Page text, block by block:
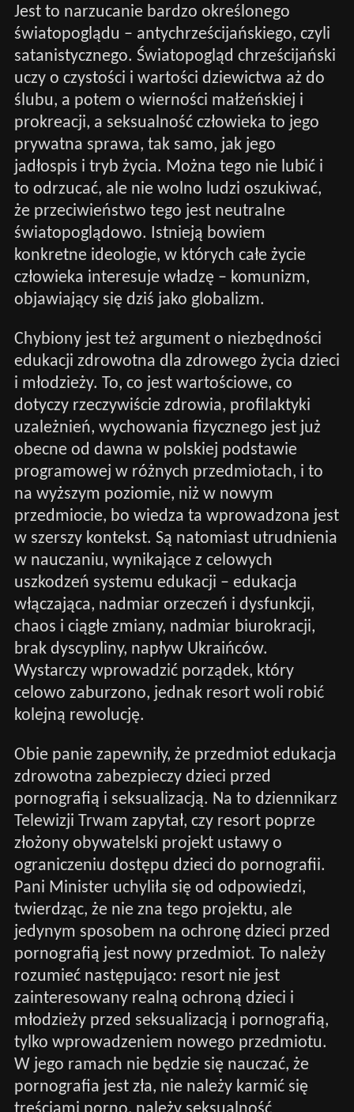
Jest to narzucanie bardzo określonego
światopoglądu – antychrześcijańskiego, czyli
satanistycznego. Światopogląd chrześcijański
uczy o czystości i wartości dziewictwa aż do
ślubu, a potem o wierności małżeńskiej i
prokreacji, a seksualność człowieka to jego
prywatna sprawa, tak samo, jak jego
jadłospis i tryb życia. Można tego nie lubić i
to odrzucać, ale nie wolno ludzi oszukiwać,
że przeciwieństwo tego jest neutralne
światopoglądowo. Istnieją bowiem
konkretne ideologie, w których całe życie
człowieka interesuje władzę – komunizm,
objawiający się dziś jako globalizm.
Chybiony jest też argument o niezbędności
edukacji zdrowotna dla zdrowego życia dzieci
i młodzieży. To, co jest wartościowe, co
dotyczy rzeczywiście zdrowia, profilaktyki
uzależnień, wychowania fizycznego jest już
obecne od dawna w polskiej podstawie
programowej w różnych przedmiotach, i to
na wyższym poziomie, niż w nowym
przedmiocie, bo wiedza ta wprowadzona jest
w szerszy kontekst. Są natomiast utrudnienia
w nauczaniu, wynikające z celowych
uszkodzeń systemu edukacji – edukacja
włączająca, nadmiar orzeczeń i dysfunkcji,
chaos i ciągłe zmiany, nadmiar biurokracji,
brak dyscypliny, napływ Ukraińców.
Wystarczy wprowadzić porządek, który
celowo zaburzono, jednak resort woli robić
kolejną rewolucję.
Obie panie zapewniły, że przedmiot edukacja
zdrowotna zabezpieczy dzieci przed
pornografią i seksualizacją. Na to dziennikarz
Telewizji Trwam zapytał, czy resort poprze
złożony obywatelski projekt ustawy o
ograniczeniu dostępu dzieci do pornografii.
Pani Minister uchyliła się od odpowiedzi,
twierdząc, że nie zna tego projektu, ale
jedynym sposobem na ochronę dzieci przed
pornografią jest nowy przedmiot. To należy
rozumieć następująco: resort nie jest
zainteresowany realną ochroną dzieci i
młodzieży przed seksualizacją i pornografią,
tylko wprowadzeniem nowego przedmiotu.
W jego ramach nie będzie się nauczać, że
pornografia jest zła, nie należy karmić się